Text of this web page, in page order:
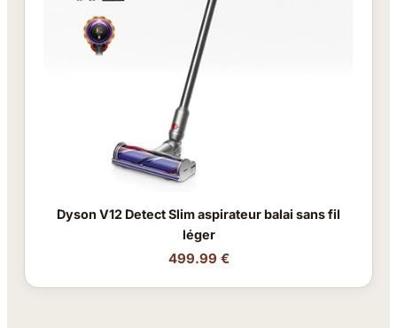
Dyson V12 Detect Slim aspirateur balai sans fil
léger
499.99 €